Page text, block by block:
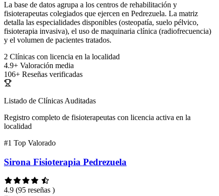
La base de datos agrupa a los centros de rehabilitación y
fisioterapeutas colegiados que ejercen en Pedrezuela. La matriz
detalla las especialidades disponibles (osteopatía, suelo pélvico,
fisioterapia invasiva), el uso de maquinaria clínica (radiofrecuencia)
y el volumen de pacientes tratados.
2 Clínicas con licencia en la localidad
4.9+ Valoración media
106+ Reseñas verificadas
Listado de Clínicas Auditadas
Registro completo de fisioterapeutas con licencia activa en la
localidad
#1 Top Valorado
Sirona Fisioterapia Pedrezuela
4.9 (95 reseñas )